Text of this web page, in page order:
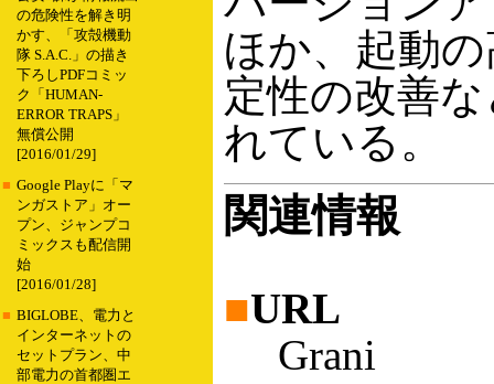
の危険性を解き明
かす、「攻殻機動
隊 S.A.C.」の描き
下ろしPDFコミッ
ク「HUMAN-
ERROR TRAPS」
無償公開
[2016/01/29]
■ Google Playに「マ
ンガストア」オー
プン、ジャンプコ
ミックスも配信開
始
[2016/01/28]
■ BIGLOBE、電力と
インターネットの
セットプラン、中
部電力の首都圏エ
ほか、起動
定性の改善
れている。
関連情報
■URL
Grani